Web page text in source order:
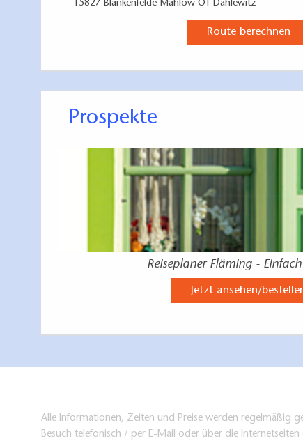
15827 Blankenfelde-Mahlow OT Dahlewitz
Route berechnen
Prospekte
Reiseplaner Fläming -
Jetzt ansehen/
Alle Informationen, Zeiten und Preise werden regelmäßig
Besuch telefonisch / per E-Mail oder über die